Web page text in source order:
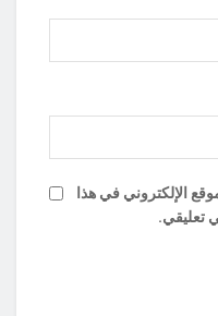
الإلكتروني في هذا
تعليقي.